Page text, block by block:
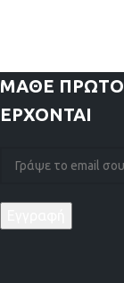
ΜΑΘΕ
ΕΡΧΟΝΤΑΙ